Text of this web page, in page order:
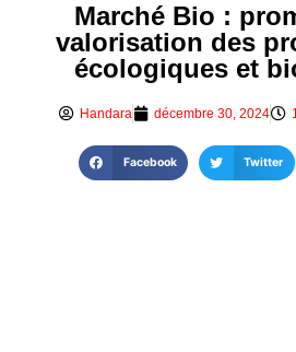
Marché Bio :
valorisation des
écologiques et
Handara décembre 30, 2024
Facebook Twitter